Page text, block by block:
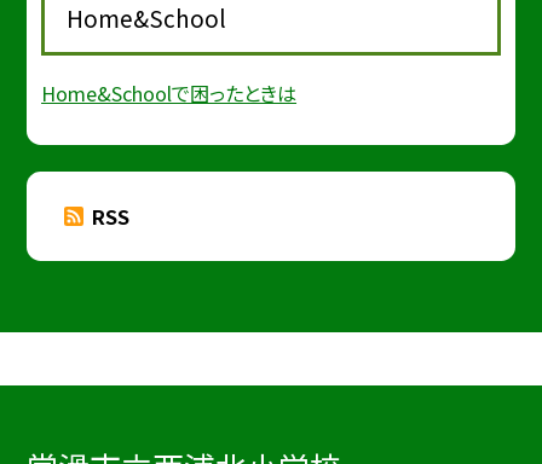
Home&School
Home&Schoolで困ったときは
RSS